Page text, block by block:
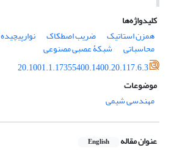
کلیدواژه‌ها
همزن استاتیک
ضریب اصطکاک نوارپیچیده
محاسباتی
شبکۀ عصبی مصنوعی
20.1001.1.17355400.1400.20.117.6.3
موضوعات
مهندسی شیمی
عنوان مقاله English